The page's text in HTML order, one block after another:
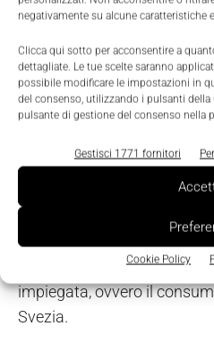
negativamente su alcune caratteristiche
Clicca qui sotto per acconsentire a
dettagliate. Le tue scelte saranno
possibile modificare le impostazioni in
del consenso, utilizzando i pulsanti
pulsante di gestione del consenso nella
Gestisci 1771 fornitori
Cookie Policy
• dal 2015 il rispetto dei
commercializzati.
Da un punto di vista
fossero caratterizzati da
energetica (o almeno
di frequenza), sarebbe
consumi totali. Il che
ad un risparmio del 7%
impiegata, ovvero il
Svezia.